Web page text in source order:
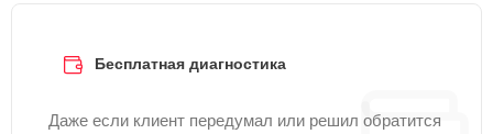
Бесплатная диагностика
Даже если клиент передумал или решил обратится